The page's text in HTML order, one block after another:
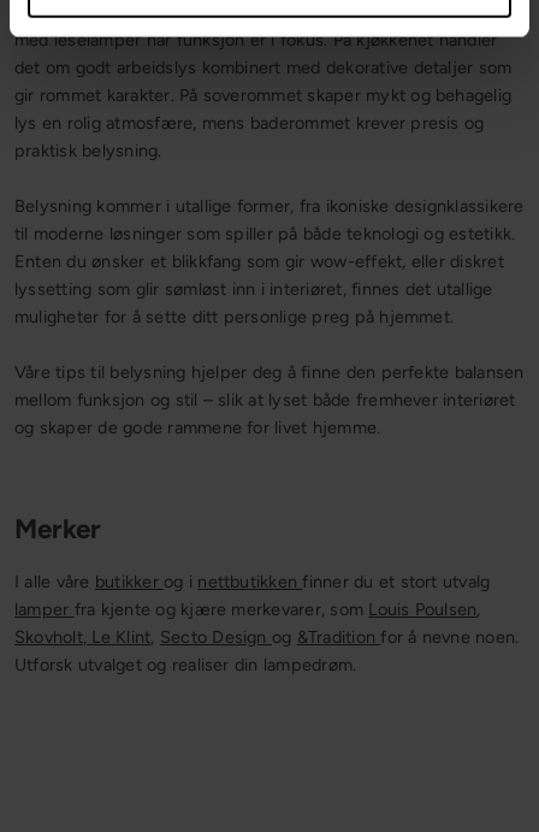
med lys som kan dempes for koselige kvelder eller suppleres
med leselamper når funksjon er i fokus. På kjøkkenet handler
det om godt arbeidslys kombinert med dekorative detaljer som
gir rommet karakter. På soverommet skaper mykt og behagelig
lys en rolig atmosfære, mens baderommet krever presis og
praktisk belysning.
Belysning kommer i utallige former, fra ikoniske designklassikere
til moderne løsninger som spiller på både teknologi og estetikk.
Enten du ønsker et blikkfang som gir wow-effekt, eller diskret
lyssetting som glir sømløst inn i interiøret, finnes det utallige
muligheter for å sette ditt personlige preg på hjemmet.
Våre tips til belysning hjelper deg å finne den perfekte balansen
mellom funksjon og stil – slik at lyset både fremhever interiøret
og skaper de gode rammene for livet hjemme.
Merker
I alle våre butikker og i nettbutikken finner du et stort utvalg
lamper fra kjente og kjære merkevarer, som Louis Poulsen,
Skovholt, Le Klint, Secto Design og &Tradition for å nevne noen.
Utforsk utvalget og realiser din lampedrøm.